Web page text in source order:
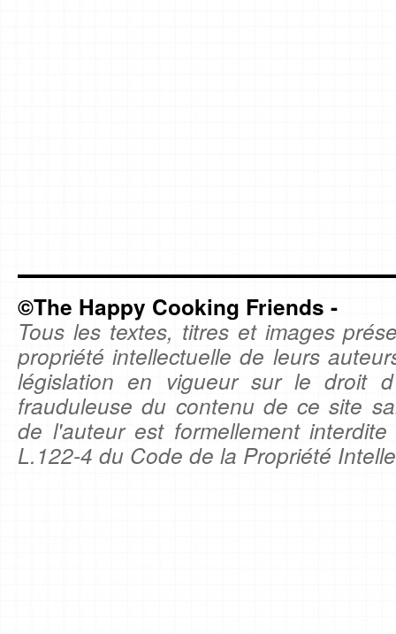
©The Happy Cooking Friends -
Tous les textes, titres et images
propriété intellectuelle de leurs
législation en vigueur sur le droit
frauduleuse du contenu de ce site
de l'auteur est formellement
L.122-4 du Code de la Propriété